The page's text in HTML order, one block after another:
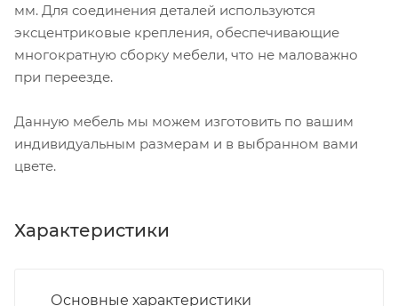
мм. Для соединения деталей используются
эксцентриковые крепления, обеспечивающие
многократную сборку мебели, что не маловажно
при переезде.
Данную мебель мы можем изготовить по вашим
индивидуальным размерам и в выбранном вами
цвете.
Характеристики
Основные характеристики